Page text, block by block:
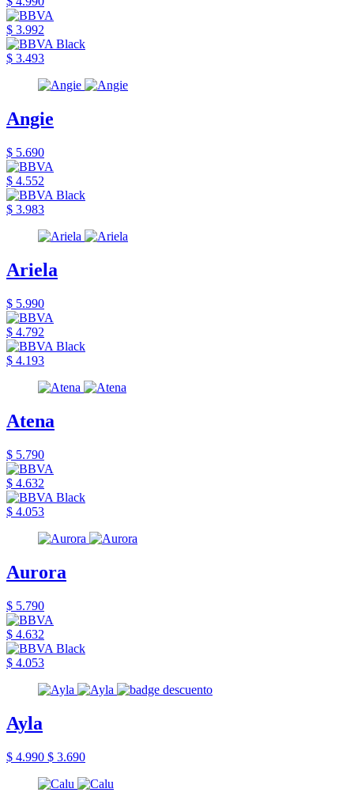
$ 3.992
$ 3.493
Angie
$ 5.690
$ 4.552
$ 3.983
Ariela
$ 5.990
$ 4.792
$ 4.193
Atena
$ 5.790
$ 4.632
$ 4.053
Aurora
$ 5.790
$ 4.632
$ 4.053
Ayla
$ 4.990 $ 3.690